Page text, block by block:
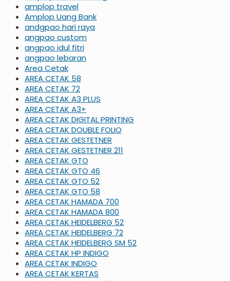
amplop travel
Amplop Uang Bank
andgpao hari raya
angpao custom
angpao idul fitri
angpao lebaran
Area Cetak
AREA CETAK 58
AREA CETAK 72
AREA CETAK A3 PLUS
AREA CETAK A3+
AREA CETAK DIGITAL PRINTING
AREA CETAK DOUBLE FOLIO
AREA CETAK GESTETNER
AREA CETAK GESTETNER 211
AREA CETAK GTO
AREA CETAK GTO 46
AREA CETAK GTO 52
AREA CETAK GTO 58
AREA CETAK HAMADA 700
AREA CETAK HAMADA 800
AREA CETAK HEIDELBERG 52
AREA CETAK HEIDELBERG 72
AREA CETAK HEIDELBERG SM 52
AREA CETAK HP INDIGO
AREA CETAK INDIGO
AREA CETAK KERTAS